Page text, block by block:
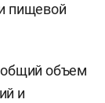
пищевой
общий объем
и